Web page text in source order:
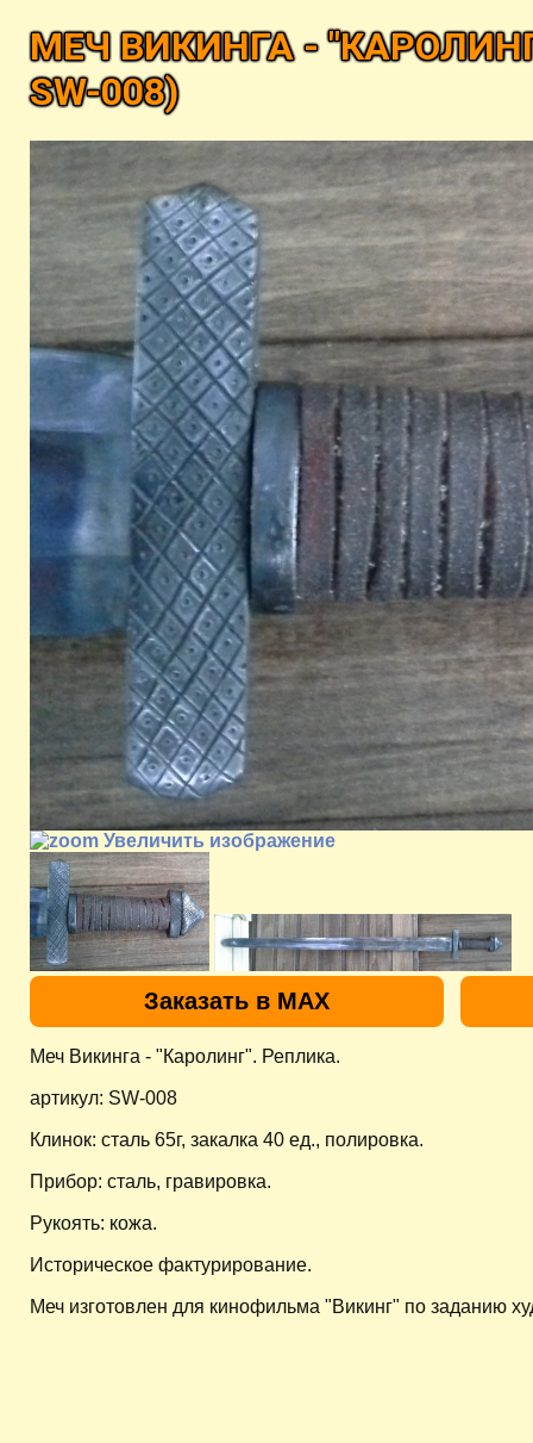
МЕЧ ВИКИНГА -
SW-008)
Увеличить изображение
Заказать в MAX
Меч Викинга - "Каролинг". Реплика.
артикул: SW-008
Клинок: сталь 65г, закалка 40 ед., полировка.
Прибор: сталь, гравировка.
Рукоять: кожа.
Историческое фактурирование.
Меч изготовлен для кинофильма "Викинг" по заданию